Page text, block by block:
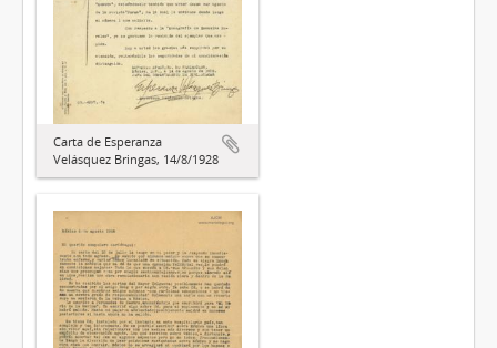
Carta de Esperanza
Velásquez Bringas, 14/8/1928